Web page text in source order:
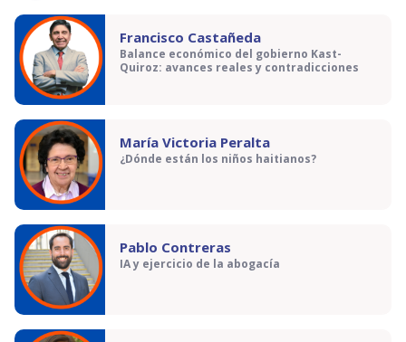
Francisco Castañeda
Balance económico del gobierno Kast-
Quiroz: avances reales y contradicciones
María Victoria Peralta
¿Dónde están los niños haitianos?
Pablo Contreras
IA y ejercicio de la abogacía